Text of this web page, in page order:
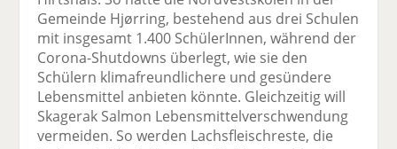
k
te
il
e
n
te
il
e
n
se
n
e
n
Gemeinde Hjørring, bestehend aus drei Schulen
mit insgesamt 1.400 SchülerInnen, während der
Corona-Shutdowns überlegt, wie sie den
Schülern klimafreundlichere und gesündere
Lebensmittel anbieten könnte. Gleichzeitig will
Skagerak Salmon Lebensmittelverschwendung
vermeiden. So werden Lachsfleischreste, die